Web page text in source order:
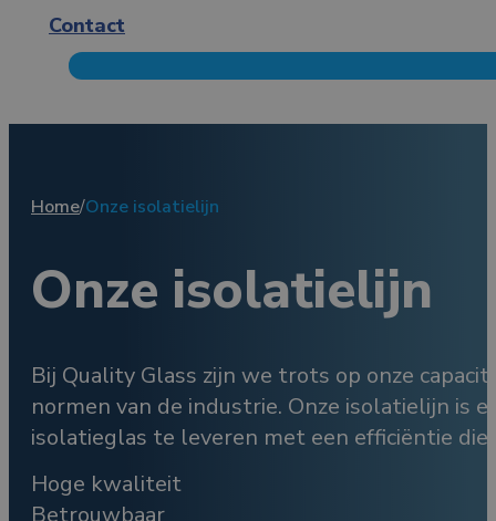
Contact
Home/Onze isolatielijn
Onze isolatielijn
Bij Quality Glass zijn we trots op onze
normen van de industrie. Onze isolatielijn is
isolatieglas te leveren met een efficiëntie
Hoge kwaliteit
Betrouwbaar